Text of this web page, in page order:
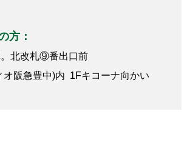
方：
。北改札⑨番出口前
オ阪急豊中)内 1Fキコーナ向かい